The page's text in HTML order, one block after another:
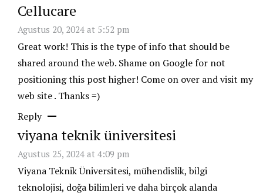
Cellucare
Agustus 20, 2024 at 5:52 pm
Great work! This is the type of info that should be
shared around the web. Shame on Google for not
positioning this post higher! Come on over and visit my
web site . Thanks =)
Reply
viyana teknik üniversitesi
Agustus 25, 2024 at 4:09 pm
Viyana Teknik Üniversitesi, mühendislik, bilgi
teknolojisi, doğa bilimleri ve daha birçok alanda